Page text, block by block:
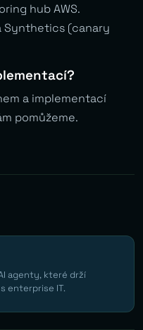
hub AWS.
Synthetics (canary
a implementací
pomůžeme.
agenty, které drží
enterprise IT.